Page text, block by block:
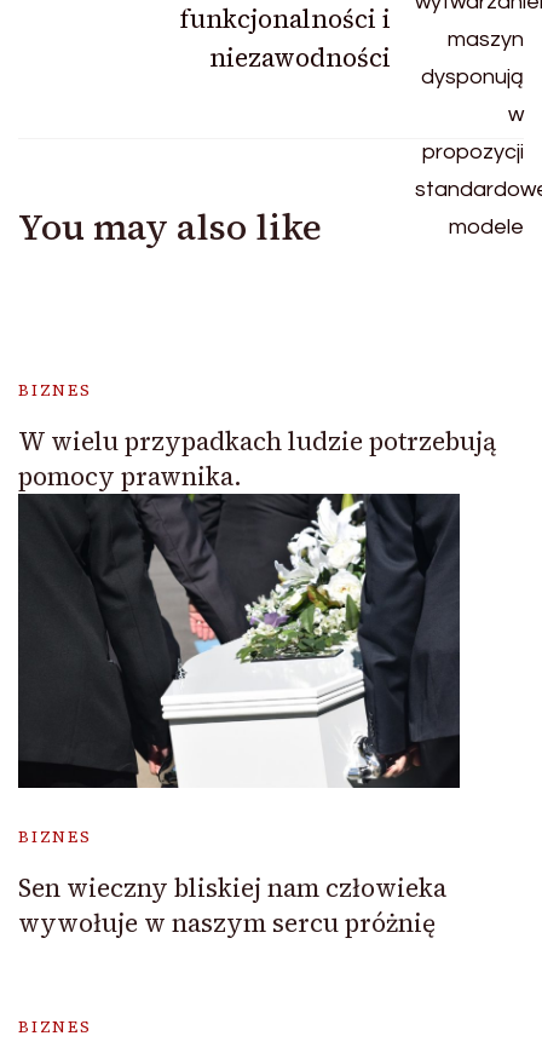
funkcjonalności i
niezawodności
You may also like
BIZNES
W wielu przypadkach ludzie potrzebują
pomocy prawnika.
BIZNES
Sen wieczny bliskiej nam człowieka
wywołuje w naszym sercu próżnię
BIZNES